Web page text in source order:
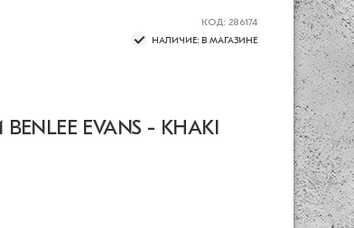
КОД: 286174
НАЛИЧИЕ: В МАГАЗИНЕ
EVANS - KHAKI